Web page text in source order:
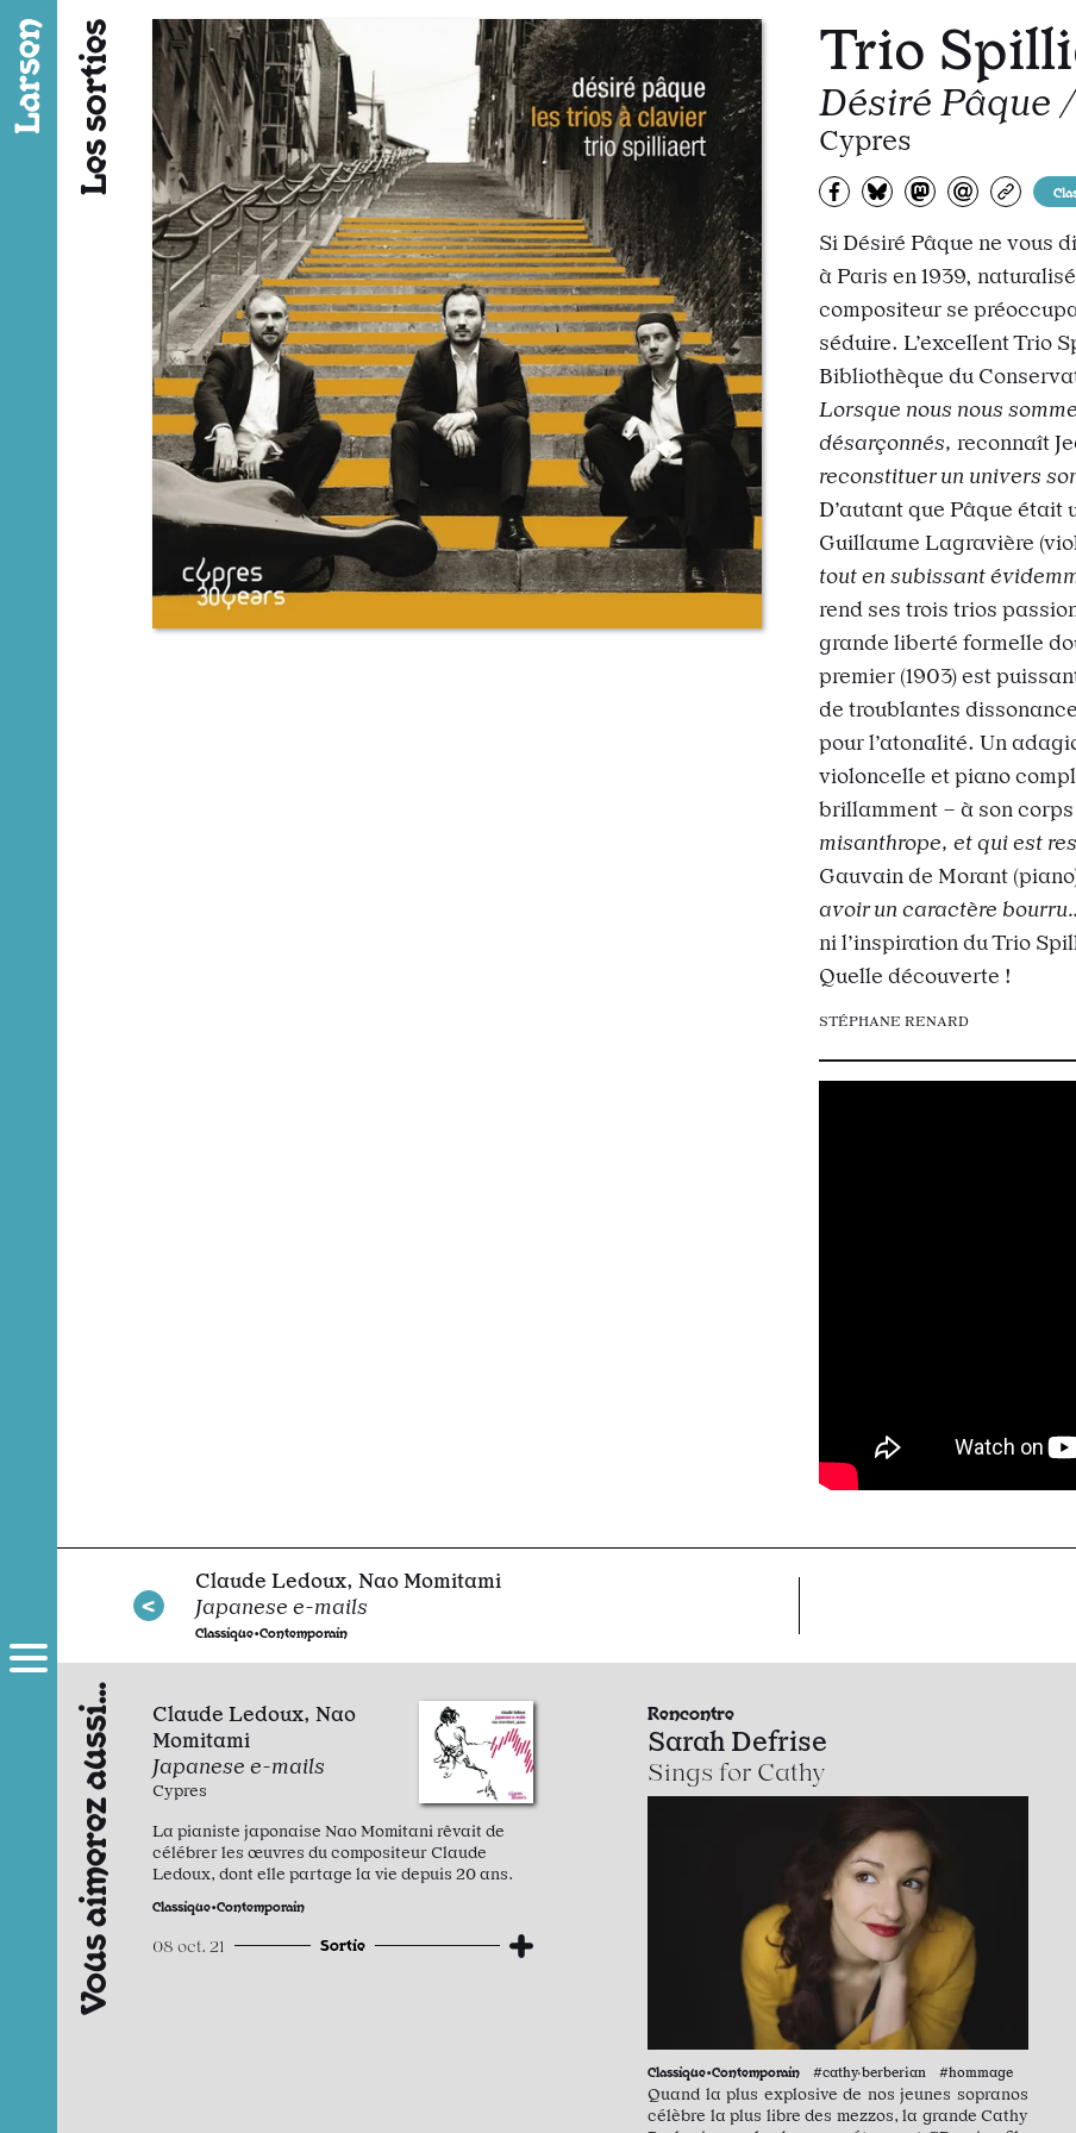
Les sorties Trio
Désiré Pâque
Cypres
Partagez sur Facebook
Partager sur Bluesky
Partager sur
PartagezCopiez
Si Désiré Pâque ne vous
à Paris en 1939,
compositeur se
séduire. L’excellent Trio
Bibliothèque du
Lorsque nous nous
désarçonnés, reconnaît
reconstituer un univers
D’autant que Pâque était
Guillaume Lagravière
tout en subissant
rend ses trois trios
grande liberté formelle
premier (1903) est
de troublantes
pour l’atonalité. Un
violoncelle et piano
brillamment – à son
misanthrope, et qui est
Gauvain de Morant
avoir un caractère
ni l’inspiration du Trio
Quelle découverte !
STÉPHANE RENARD
Claude Ledoux, Nao Momitami
Japanese e-mails
Classique•Contemporain
Vous aimerez aussi…
Claude Ledoux, Nao
Momitami
Japanese e-mails
Cypres
La pianiste japonaise Nao Momitani rêvait de
célébrer les œuvres du compositeur Claude
Ledoux, dont elle partage la vie depuis 20 ans.
Classique•Contemporain
08 oct. 21 Sortie
Rencontre
Sarah Defrise
​​​​​​​Sings for Cathy
Classique•Contemporain #cathy·berberian #hommage
Quand la plus explosive de nos jeunes sopranos
célèbre la plus libre des mezzos, la grande Cathy